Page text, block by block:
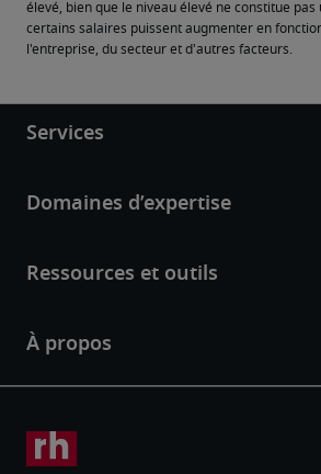
élevé, bien que le niveau élevé ne constitue pas
certains salaires puissent augmenter en
l'entreprise, du secteur et d'autres facteurs.